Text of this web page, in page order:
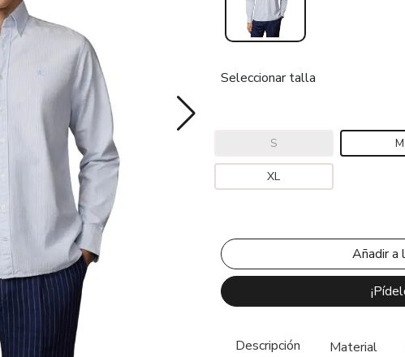
Seleccionar talla
S M
XL
Descripción Material